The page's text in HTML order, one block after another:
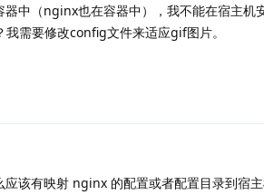
器中（nginx也在容器中），我不能在宿主机
需要修改config文件来适应gif图片。
应该有映射 nginx 的配置或者配置目录到宿主